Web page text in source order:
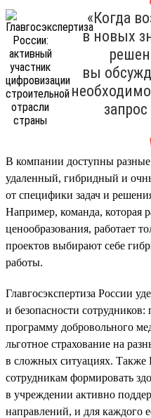
«Когда
в новых
вы
В компании доступны
удаленный, гибридный и
от специфики задач и
Например, команда, которая
ценообразования, работает
проектов выбирают себе
работы.
Главгосэкспертиза России
и безопасности
программу добровольного
льготное страхование на
в сложных ситуациях. Также
сотрудникам формировать
в учреждении активно
направлений, и для каждого